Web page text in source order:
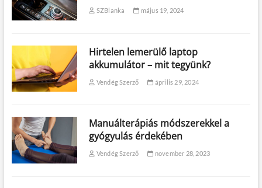
SZBlanka május 19, 2024
Hirtelen lemerülő laptop
akkumulátor – mit tegyünk?
Vendég Szerző április 29, 2024
Manuálterápiás módszerekkel a
gyógyulás érdekében
Vendég Szerző november 28, 2023